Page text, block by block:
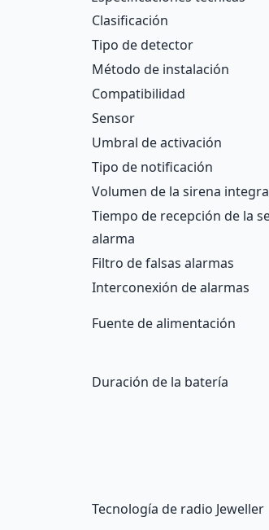
Clasificación
Tipo de detector
Método de instalación
Compatibilidad
Sensor
Umbral de activación
Tipo de notificación
Volumen de la sirena
Tiempo de recepción de la
alarma
Filtro de falsas alarmas
Interconexión de alarmas
Fuente de alimentación
Duración de la batería
Tecnología de radio Jeweller